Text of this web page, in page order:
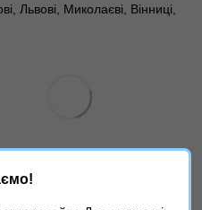
Львові, Миколаєві, Вінниці,